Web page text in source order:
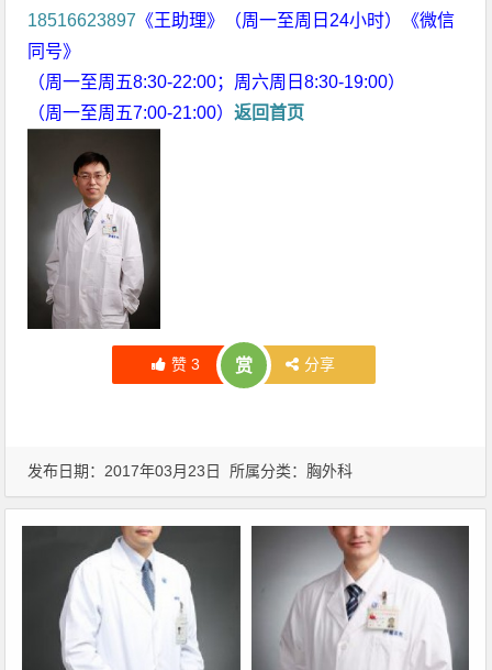
18516623897 《王助理》（周一至周日24小时）《微信
同号》
（周一至周五8:30-22:00；周六周日8:30-19:00）
（周一至周五7:00-21:00）返回首页
赞 3 赏 分享
发布日期：2017年03月23日 所属分类： 胸外科